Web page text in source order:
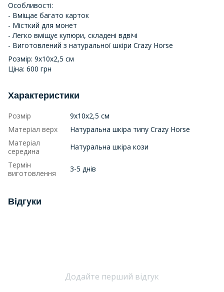
Особливості:
- Вміщає багато карток
- Місткий для монет
- Легко вміщує купюри, складені вдвічі
- Виготовлений з натуральної шкіри Crazy Horse
Розмір: 9х10х2,5 см
Ціна: 600 грн
Характеристики
Розмір
9х10х2,5 см
Матеріал верх
Натуральна шкіра типу Crazy Horse
Матеріал
середина
Натуральна шкіра кози
Термін
виготовлення
3-5 днів
Відгуки
Додайте перший відгук